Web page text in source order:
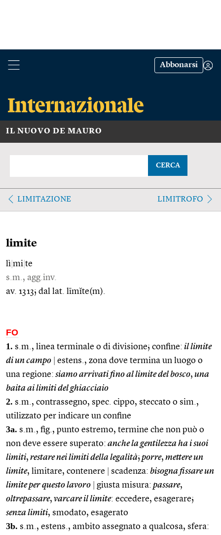
Abbonarsi
IL NUOVO DE MAURO
CERCA
LIMITAZIONE LIMITROFO
limite
lì mi te
s.m., agg.inv.
av. 1313; dal lat. līmĭte(m).
FO
1. s.m., linea terminale o di divisione; confine: il limite
di un campo
estens., zona dove termina un luogo o
una regione: siamo arrivati fino al limite del bosco, una
baita ai limiti del ghiacciaio
2. s.m., contrassegno, spec. cippo, steccato o sim.,
utilizzato per indicare un confine
3a. s.m., fig., punto estremo, termine che non può o
non deve essere superato: anche la gentilezza ha i suoi
limiti, restare nei limiti della legalità; porre, mettere un
limite, limitare, contenere scadenza: bisogna fissare un
limite per questo lavoro
giusta misura: passare,
oltrepassare, varcare il limite: eccedere, esagerare;
senza limiti, smodato, esagerato
3b. s.m., estens., ambito assegnato a qualcosa, sfera: